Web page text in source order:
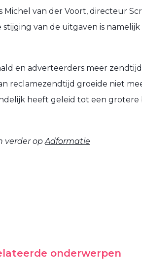
Michel van der Voort, directeur
van de uitgaven is
en adverteerders meer
reclamezendtijd groeide niet
heeft geleid tot een grotere
verder op Adformatie
onderwerpen